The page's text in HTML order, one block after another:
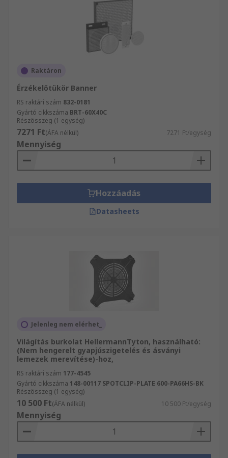
Raktáron
Érzékelőtükör Banner
RS raktári szám 832-0181
Gyártó cikkszáma BRT-60X40C
Részösszeg (1 egység)
7271 Ft(ÁFA nélkül) 7271 Ft/egység
Mennyiség
Hozzáadás
Datasheets
Jelenleg nem elérhet_
Világítás burkolat HellermannTyton, használható:
(Nem hengerelt gyapjúszigetelés és ásványi
lemezek merevítése)-hoz,
RS raktári szám 177-4545
Gyártó cikkszáma 148-00117 SPOTCLIP-PLATE 600-PA66HS-BK
Részösszeg (1 egység)
10 500 Ft(ÁFA nélkül) 10 500 Ft/egység
Mennyiség